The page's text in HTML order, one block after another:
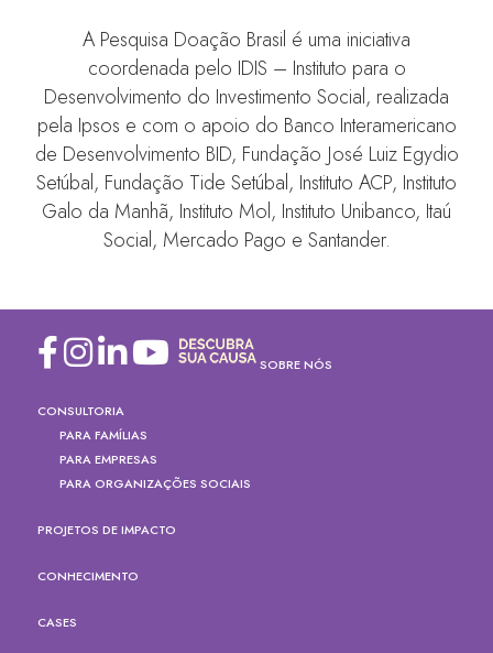
A Pesquisa Doação Brasil é uma iniciativa
coordenada pelo IDIS – Instituto para o
Desenvolvimento do Investimento Social, realizada
pela Ipsos e com o apoio do Banco Interamericano
de Desenvolvimento BID, Fundação José Luiz Egydio
Setúbal, Fundação Tide Setúbal, Instituto ACP, Instituto
Galo da Manhã, Instituto Mol, Instituto Unibanco, Itaú
Social, Mercado Pago e Santander.
SOBRE NÓS
CONSULTORIA
PARA FAMÍLIAS
PARA EMPRESAS
PARA ORGANIZAÇÕES SOCIAIS
PROJETOS DE IMPACTO
CONHECIMENTO
CASES